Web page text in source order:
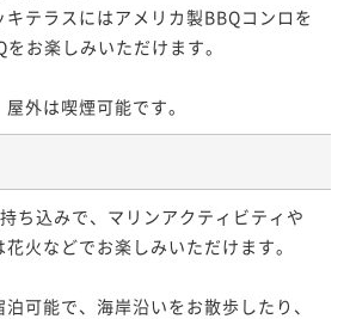
テラスにはアメリカ製BBQコンロを
お楽しみいただけます。
外は喫煙可能です。
ち込みで、マリンアクティビティや
火などでお楽しみいただけます。
可能で、海岸沿いをお散歩したり、